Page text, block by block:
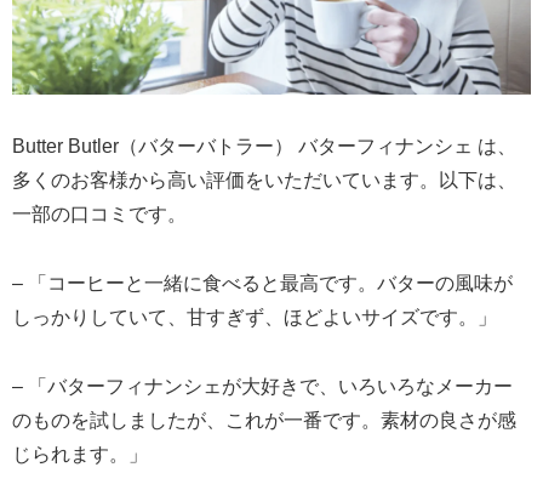
Butter Butler（バターバトラー） バターフィナンシェ は、
多くのお客様から高い評価をいただいています。以下は、
一部の口コミです。
– 「コーヒーと一緒に食べると最高です。バターの風味が
しっかりしていて、甘すぎず、ほどよいサイズです。」
– 「バターフィナンシェが大好きで、いろいろなメーカー
のものを試しましたが、これが一番です。素材の良さが感
じられます。」